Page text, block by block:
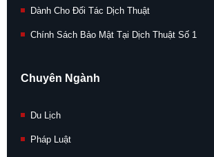
Dành Cho Đối Tác Dịch Thuật
Chính Sách Bảo Mật Tại Dịch Thuật Số 1
Chuyên Ngành
Du Lịch
Pháp Luật